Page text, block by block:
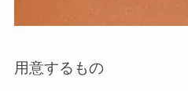
用意するもの